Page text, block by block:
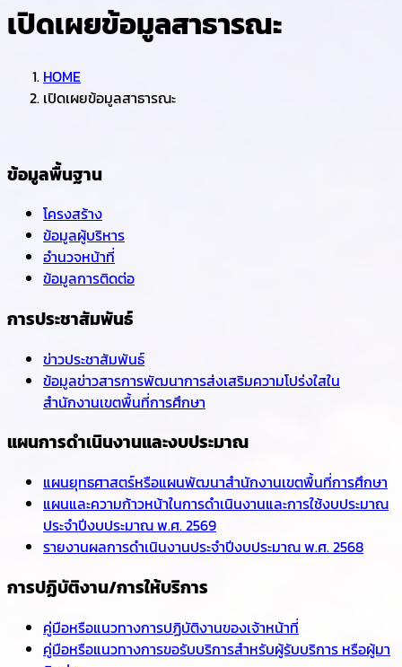
เปิดเผยข้อมูลสาธารณะ
HOME
เปิดเผยข้อมูลสาธารณะ
ข้อมูลพื้นฐาน
โครงสร้าง
ข้อมูลผู้บริหาร
อำนวจหน้าที่
ข้อมูลการติดต่อ
การประชาสัมพันธ์
ข่าวประชาสัมพันธ์
ข้อมูลข่าวสารการพัฒนาการส่งเสริมความโปร่งใสใน
สำนักงานเขตพื้นที่การศึกษา
แผนการดำเนินงานและงบประมาณ
แผนยุทธศาสตร์หรือแผนพัฒนาสำนักงานเขตพื้นที่การศึกษา
แผนและความก้าวหน้าในการดำเนินงานและการใช้งบประมาณ
ประจำปีงบประมาณ พ.ศ. 2569
รายงานผลการดำเนินงานประจำปีงบประมาณ พ.ศ. 2568
การปฏิบัติงาน/การให้บริการ
คู่มือหรือแนวทางการปฏิบัติงานของเจ้าหน้าที่
คู่มือหรือแนวทางการขอรับบริการสำหรับผู้รับบริการ หรือผู้มา